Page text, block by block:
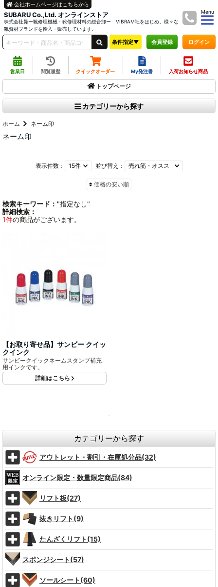
SUBARU Co.,Ltd. オンラインストア
株式会社昴ー靴修理機械・靴修理材料の総合卸ー VIBRAM社をはじめ、様々な
靴資材ブランドを輸入・販売しています。
Menu
会社ホームページはこちらから
条件指定▼ 会員登録 ログイン
営業日 閲覧履歴 クイックオーダー My発注書 入荷お知らせ商品
トップページ
カテゴリーから探す
ホーム ネーム印
ネーム印
表示件数： 並び替え：
価格の安い順
検索キーワード： "指定なし"
詳細検索：
1件の商品がございます。
【お取り寄せ品】サンビー クイッ
クインク
サンビークイックネームスタンプ補充
用インクです。
詳細はこちら
カテゴリーから探す
アウトレット・割引・在庫処分品(32)
オンライン限定・数量限定商品(84)
リフト板(27)
抜きリフト(9)
たんざくリフト(15)
スポンジシート(57)
ソールシート(60)